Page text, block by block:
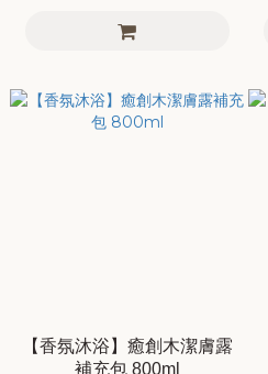
【香氛沐浴】癒創木潔膚露
補充包 800ml